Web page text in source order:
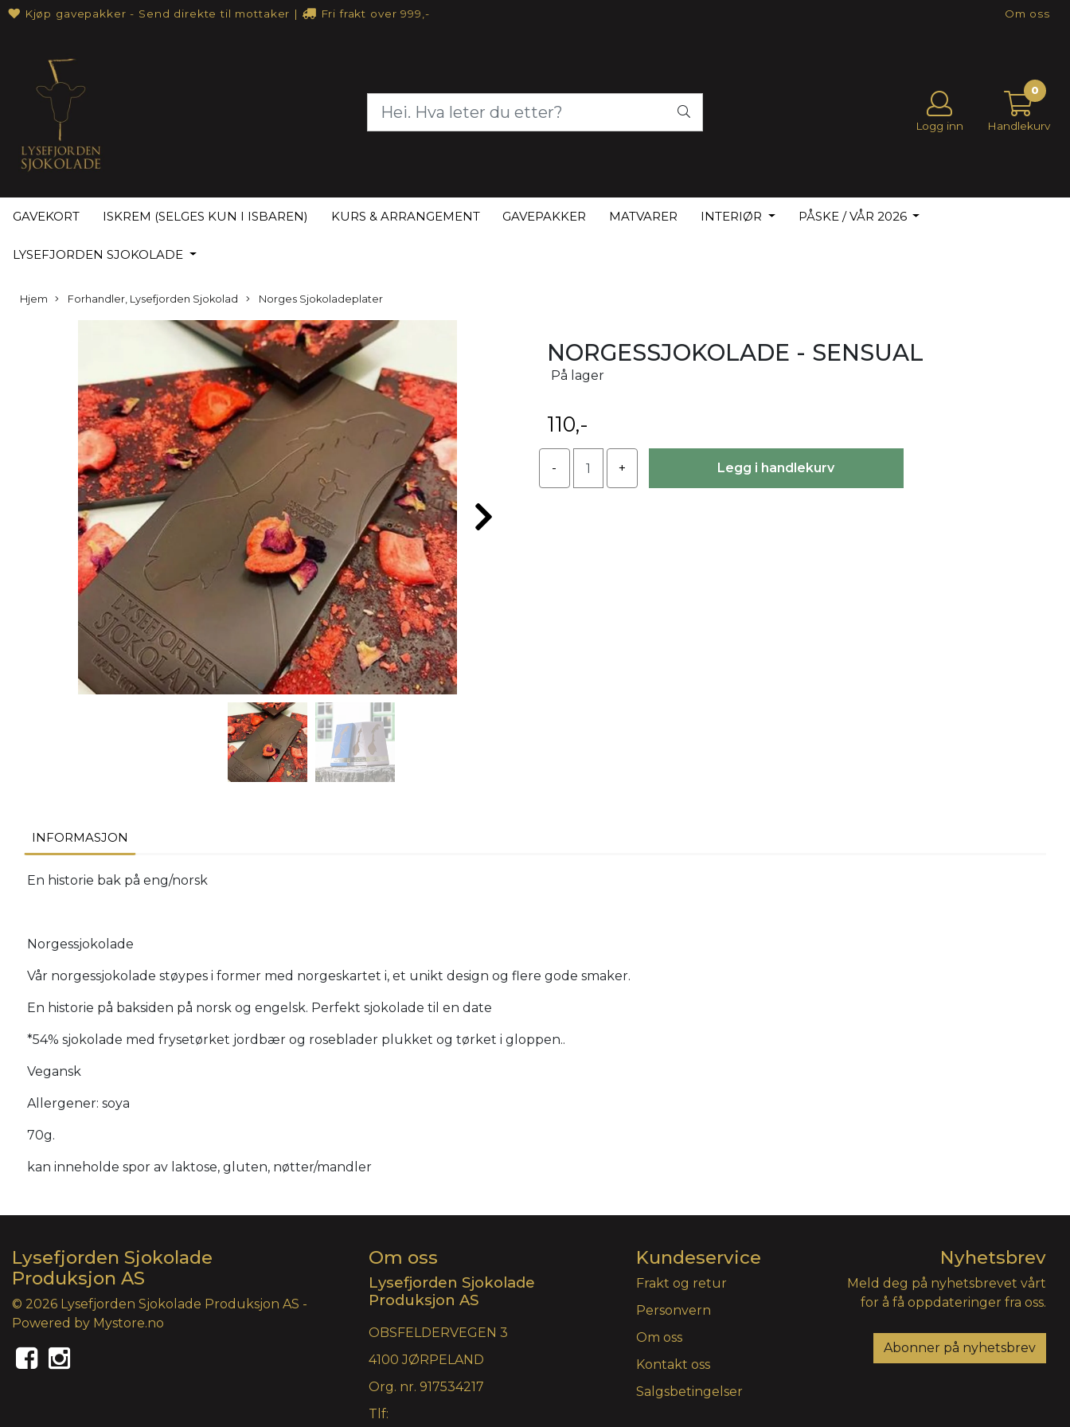
Kjøp gavepakker - Send direkte til mottaker | Fri frakt over 999,- Om oss
Logg inn
0
Handlekurv
GAVEKORT ISKREM (SELGES KUN I ISBAREN) KURS & ARRANGEMENT GAVEPAKKER MATVARER INTERIØR PÅSKE / VÅR 2026
LYSEFJORDEN SJOKOLADE
Hjem Forhandler, Lysefjorden Sjokolad Norges Sjokoladeplater
NORGESSJOKOLADE - SENSUAL
På lager
110,-
Legg i handlekurv
INFORMASJON
En historie bak på eng/norsk
Norgessjokolade
Vår norgessjokolade støypes i former med norgeskartet i, et unikt design og flere gode smaker.
En historie på baksiden på norsk og engelsk. Perfekt sjokolade til en date
*54% sjokolade med frysetørket jordbær og roseblader plukket og tørket i gloppen..
Vegansk
Allergener: soya
70g.
kan inneholde spor av laktose, gluten, nøtter/mandler
Lysefjorden Sjokolade
Produksjon AS
© 2026 Lysefjorden Sjokolade Produksjon AS -
Powered by Mystore.no
Om oss
Lysefjorden Sjokolade
Produksjon AS
OBSFELDERVEGEN 3
4100 JØRPELAND
Org. nr. 917534217
Tlf:
Kundeservice
Frakt og retur
Personvern
Om oss
Kontakt oss
Salgsbetingelser
Nyhetsbrev
Meld deg på nyhetsbrevet vårt
for å få oppdateringer fra oss.
Abonner på nyhetsbrev